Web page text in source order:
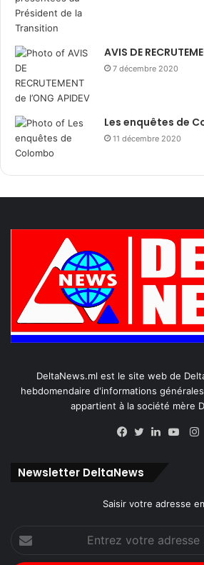
AVIS DE
7 décembre 2020
Les enquêtes de
11 décembre 2020
DeltaNews.ml est le site web de
hebdomendaire d'informations
appartient à la société mère
Newsletter DeltaNews
Saisir votre adresse
votre
adresse